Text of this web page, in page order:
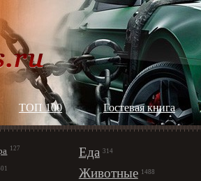
ТОП 100 Гостевая книга
127 Еда 314
Животные 1488